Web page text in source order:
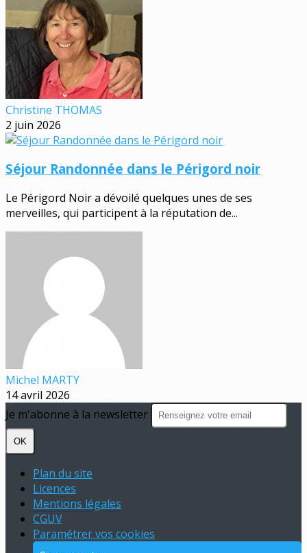
Christine THOMAS
2 juin 2026
Séjour Randonnée dans le Périgord noir
Le Périgord Noir a dévoilé quelques unes de ses
merveilles, qui participent à la réputation de...
Michel MARTY
14 avril 2026
Je m'abonne à la newsletter
OK
Plan du site
Licences
Mentions légales
CGUV
Paramétrer vos cookies